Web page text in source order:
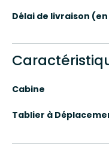
Délai de livraison
Cabine
Tablier à